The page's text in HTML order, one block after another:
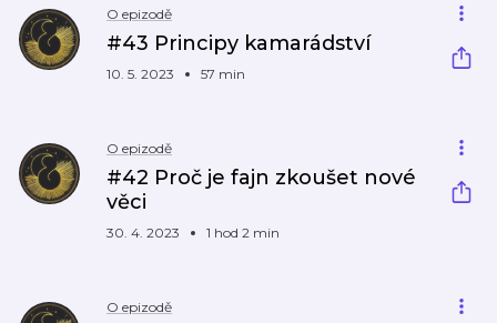
O epizodě
#43 Principy kamarádství
10. 5. 2023 57 min
O epizodě
#42 Proč je fajn zkoušet nové
věci
30. 4. 2023 1 hod 2 min
O epizodě